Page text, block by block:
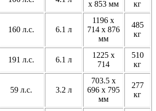
x 853 мм
кг
160 л.с. 6.1 л
1196 x
714 x 876
мм
485
кг
191 л.с. 6.1 л
1225 x
714
510
кг
59 л.с. 3.2 л
703.5 x
696 x 795
мм
277
кг